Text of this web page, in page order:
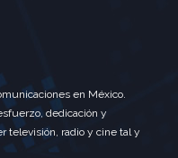
en México.
dedicación y
televisión, radio y cine tal y